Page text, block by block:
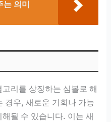
는 의미
리를 상징하는 심볼로 해
경우, 새로운 기회나 가능
될 수 있습니다. 이는 새